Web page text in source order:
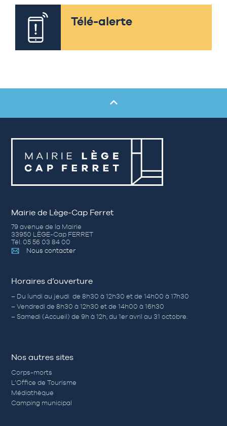
Télé-alerte
Mairie de Lège-Cap Ferret
79 avenue de la Mairie
33950 LÈGE-Cap FERRET
Tél. 05 56 03 84 00
Nous contacter
Horaires d’ouverture
– Du lundi au jeudi de 8h30 à 12h30 et de 14h00 à 17h30
– Vendredi de 8h30 à 12h30 et de 14h00 à 16h30
– Samedi (Accueil) de 9h à 12h, du 1er avril au 31 octobre.
Nos autres sites
Corps-morts
L’Office de Tourisme
Médiathèque
Camping municipal